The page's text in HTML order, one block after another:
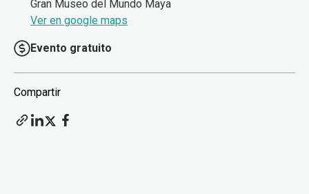
Gran Museo del Mundo Maya
Ver en google maps
Evento gratuito
Compartir